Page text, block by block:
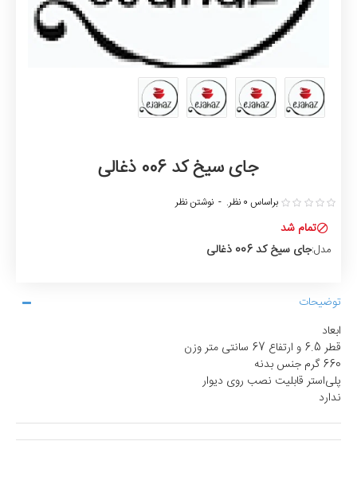
جای سیخ کد 006 ذغالی
تمام شد
مدل:جای سیخ کد 006 ذغالی
براساس 0 نظر. - نوشتن نظر
توضیحات
ابعاد
قطر 6.5 و ارتفاع 67 سانتی متر وزن
660 گرم جنس بدنه
پلی‌استر قابلیت نصب روی دیوار
ندارد